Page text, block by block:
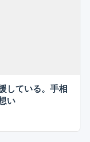
している。手相
い